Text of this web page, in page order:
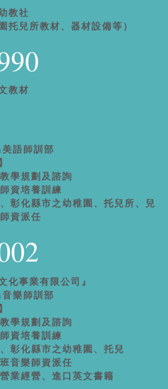
教社
托兒所教材、器材設備等）
教材
語師訓部
學規劃及諮詢
資培養訓練
彰化縣市之幼稚園、托兒所、兒
資派任
化事業有限公司』
樂師訓部
學規劃及諮詢
資培養訓練
彰化縣市之幼稚園、托兒
音樂師資派任
業經營、進口英文書籍